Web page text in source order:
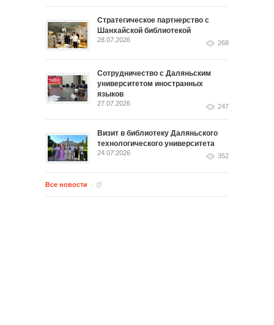
Стратегическое партнерство с
Шанхайской библиотекой
28.07.2026 268
Сотрудничество с Даляньским
университетом иностранных
языков
27.07.2026 247
Визит в библиотеку Даляньского
технологического университета
24.07.2026 352
Все новости